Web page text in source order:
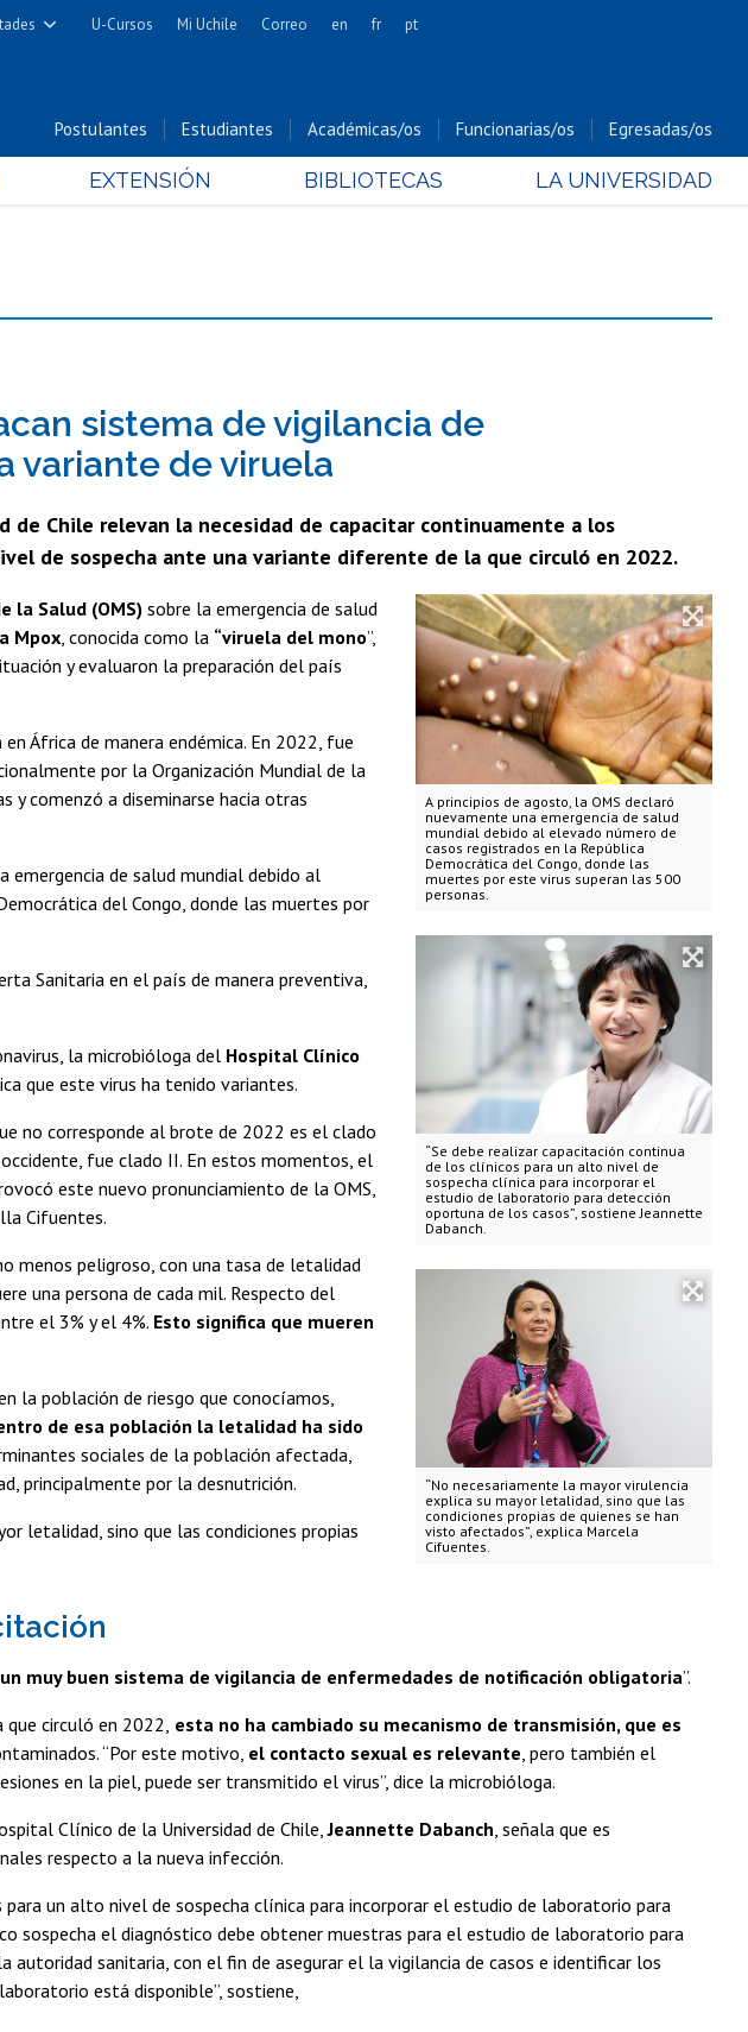
Cs. Físicas y Matemáticas
Cs. Forestales y Conservación
Químicas y Farmacéuticas
Cs. Sociales
Nutrición y Tecnología de
Alimentos
Bachillerato
Hospital Clínico
U-Cursos Mi Uchile Correo en fr pt
Postulantes Estudiantes Académicas/os Funcionarias/os Egresadas/os
EXTENSIÓN BIBLIOTECAS LA UNIVERSIDAD
sistema de vigilancia de
variante de viruela
de Chile relevan la necesidad de capacitar continuamente a los
de sospecha ante una variante diferente de la que circuló en 2022.
A principios de agosto, la OMS declaró
nuevamente una emergencia de salud
mundial debido al elevado número de
casos registrados en la República
Democrática del Congo, donde las
muertes por este virus superan las 500
personas.
“Se debe realizar capacitación continua
de los clínicos para un alto nivel de
sospecha clínica para incorporar el
estudio de laboratorio para detección
oportuna de los casos”, sostiene Jeannette
Dabanch.
“No necesariamente la mayor virulencia
explica su mayor letalidad, sino que las
condiciones propias de quienes se han
visto afectados”, explica Marcela
Cifuentes.
la Salud (OMS)sobre la emergencia de salud
Mpox , conocida como la “viruela del mono”,
y evaluaron la preparación del país
África de manera endémica. En 2022, fue
por la Organización Mundial de la
y comenzó a diseminarse hacia otras
emergencia de salud mundial debido al
del Congo, donde las muertes por
Sanitaria en el país de manera preventiva,
la microbióloga del Hospital Clínico
que este virus ha tenido variantes.
no corresponde al brote de 2022 es el clado
fue clado II. En estos momentos, el
este nuevo pronunciamiento de la OMS,
Cifuentes.
menos peligroso, con una tasa de letalidad
una persona de cada mil. Respecto del
el 3% y el 4%. Esto significa que mueren
la población de riesgo que conocíamos,
de esa población la letalidad ha sido
sociales de la población afectada,
principalmente por la desnutrición.
letalidad, sino que las condiciones propias
muy buen sistema de vigilancia de enfermedades de notificación obligatoria”.
circuló en 2022, esta no ha cambiado su mecanismo de transmisión, que es
“Por este motivo, el contacto sexual es relevante , pero también el
en la piel, puede ser transmitido el virus”, dice la microbióloga.
Clínico de la Universidad de Chile,Jeannette Dabanch , señala que es
respecto a la nueva infección.
un alto nivel de sospecha clínica para incorporar el estudio de laboratorio para
sospecha el diagnóstico debe obtener muestras para el estudio de laboratorio para
autoridad sanitaria, con el fin de asegurar el la vigilancia de casos e identificar los
está disponible”, sostiene,